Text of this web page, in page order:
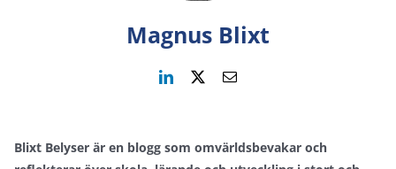
Magnus Blixt
Blixt Belyser är en blogg som omvärldsbevakar och